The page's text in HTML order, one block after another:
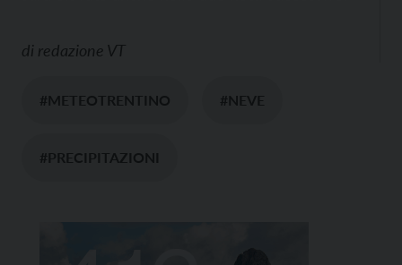
di redazione VT
#METEOTRENTINO #NEVE
#PRECIPITAZIONI